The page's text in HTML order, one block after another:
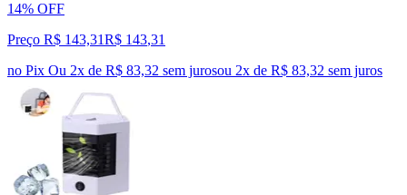
14% OFF
Preço R$ 143,31R$ 143,31
no Pix Ou 2x de R$ 83,32 sem jurosou 2x de R$ 83,32 sem juros